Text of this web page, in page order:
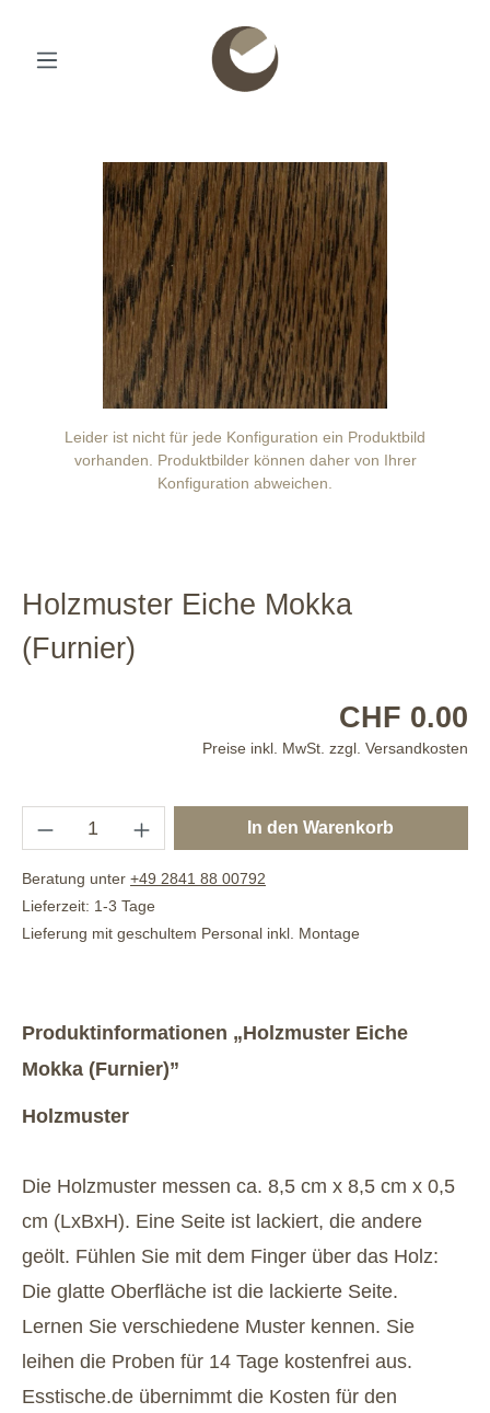
Leider ist nicht für jede Konfiguration ein Produktbild
vorhanden. Produktbilder können daher von Ihrer
Konfiguration abweichen.
Holzmuster Eiche Mokka
(Furnier)
CHF 0.00
Preise inkl. MwSt. zzgl. Versandkosten
In den Warenkorb
Beratung unter +49 2841 88 00792
Lieferzeit: 1-3 Tage
Lieferung mit geschultem Personal inkl. Montage
Produktinformationen „Holzmuster Eiche
Mokka (Furnier)”
Holzmuster
Die Holzmuster messen ca. 8,5 cm x 8,5 cm x 0,5
cm (LxBxH). Eine Seite ist lackiert, die andere
geölt. Fühlen Sie mit dem Finger über das Holz:
Die glatte Oberfläche ist die lackierte Seite.
Lernen Sie verschiedene Muster kennen. Sie
leihen die Proben für 14 Tage kostenfrei aus.
Esstische.de übernimmt die Kosten für den